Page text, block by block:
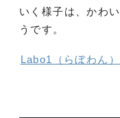
いく様子は、かわ
うです。
Labo1（らぼわん）